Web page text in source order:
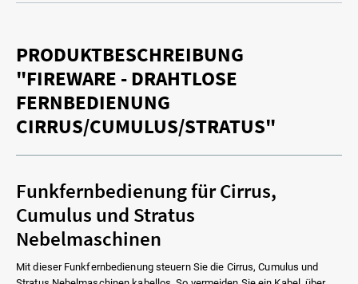
PRODUKTBESCHREIBUNG
"FIREWARE - DRAHTLOSE
FERNBEDIENUNG
CIRRUS/CUMULUS/STRATUS"
Funkfernbedienung für Cirrus,
Cumulus und Stratus
Nebelmaschinen
Mit dieser Funkfernbedienung steuern Sie die Cirrus, Cumulus und